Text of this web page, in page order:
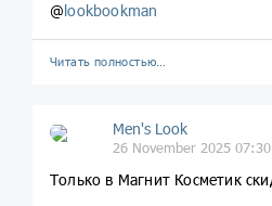
@lookbookman
Читать полностью…
Men's Look
26 November 2025 07:30
Только в Магнит Косметик